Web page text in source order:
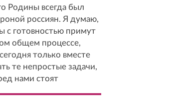
Родины всегда был
россиян. Я думаю,
с готовностью примут
общем процессе,
только вместе
те непростые задачи,
нами стоят